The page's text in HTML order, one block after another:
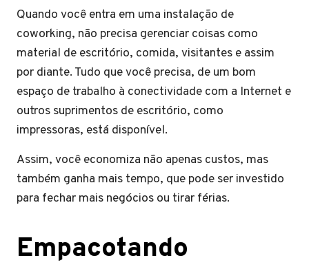
Quando você entra em uma instalação de
coworking, não precisa gerenciar coisas como
material de escritório, comida, visitantes e assim
por diante. Tudo que você precisa, de um bom
espaço de trabalho à conectividade com a Internet e
outros suprimentos de escritório, como
impressoras, está disponível.
Assim, você economiza não apenas custos, mas
também ganha mais tempo, que pode ser investido
para fechar mais negócios ou tirar férias.
Empacotando